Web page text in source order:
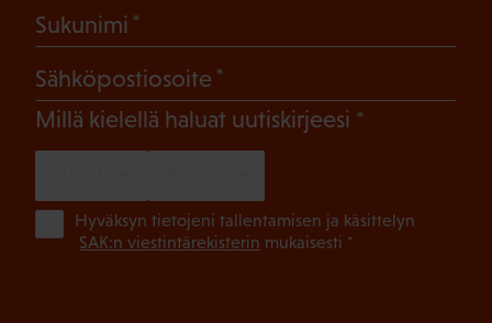
Sukunimi
Sähköpostiosoite
Millä kielellä haluat uutiskirjeesi (Pakollinen)
Hyväksyn tietojeni tallentamisen ja käsittelyn
SAK:n viestintärekisterin mukaisesti *